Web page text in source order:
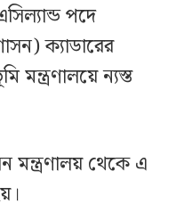
পদে
ক্যাডারের
মন্ত্রণালয়ে ন্যস্ত
মন্ত্রণালয় থেকে এ